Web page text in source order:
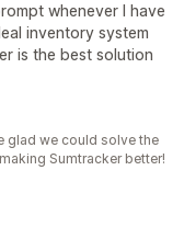
whenever I have
inventory system
is the best solution
glad we could solve the
Sumtracker better!